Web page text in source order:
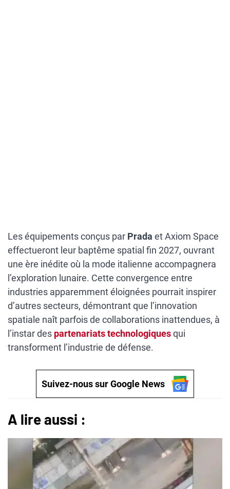
Les équipements conçus par Prada et Axiom Space
effectueront leur baptême spatial fin 2027, ouvrant
une ère inédite où la mode italienne accompagnera
l’exploration lunaire. Cette convergence entre
industries apparemment éloignées pourrait inspirer
d’autres secteurs, démontrant que l’innovation
spatiale naît parfois de collaborations inattendues, à
l’instar des partenariats technologiquesqui
transforment l’industrie de défense.
Suivez-nous sur Google News
A lire aussi :